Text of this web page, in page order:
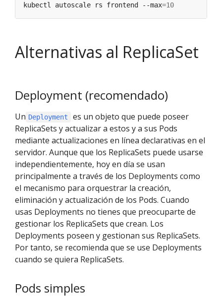
kubectl autoscale rs frontend --max=10
Alternativas al ReplicaSet
Deployment (recomendado)
Un Deployment
es un objeto que puede poseer
ReplicaSets y actualizar a estos y a sus Pods
mediante actualizaciones en línea declarativas en el
servidor. Aunque que los ReplicaSets puede usarse
independientemente, hoy en día se usan
principalmente a través de los Deployments como
el mecanismo para orquestrar la creación,
eliminación y actualización de los Pods. Cuando
usas Deployments no tienes que preocuparte de
gestionar los ReplicaSets que crean. Los
Deployments poseen y gestionan sus ReplicaSets.
Por tanto, se recomienda que se use Deployments
cuando se quiera ReplicaSets.
Pods simples